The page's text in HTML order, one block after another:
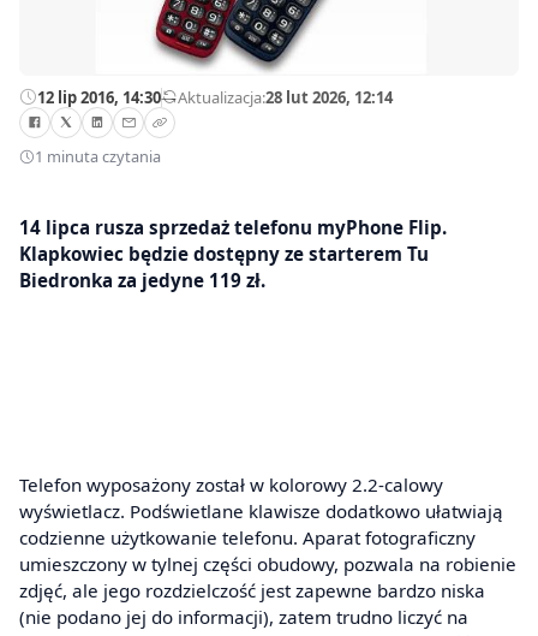
12 lip 2016, 14:30—Aktualizacja:28 lut 2026, 12:14
1 minuta czytania
14 lipca rusza sprzedaż telefonu myPhone Flip.
Klapkowiec będzie dostępny ze starterem Tu
Biedronka za jedyne 119 zł.
Telefon wyposażony został w kolorowy 2.2-calowy
wyświetlacz. Podświetlane klawisze dodatkowo ułatwiają
codzienne użytkowanie telefonu. Aparat fotograficzny
umieszczony w tylnej części obudowy, pozwala na robienie
zdjęć, ale jego rozdzielczość jest zapewne bardzo niska
(nie podano jej do informacji), zatem trudno liczyć na